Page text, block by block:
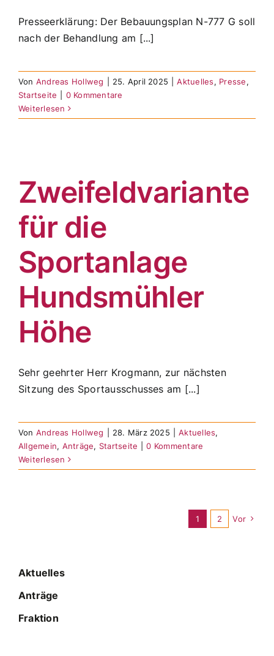
Presseerklärung: Der Bebauungsplan N-777 G soll
nach der Behandlung am [...]
Von Andreas Hollweg 25. April 2025 Aktuelles, Presse,
Startseite
0 Kommentare
Weiterlesen
Zweifeldvariante
für die
Sportanlage
Hundsmühler
Höhe
Sehr geehrter Herr Krogmann, zur nächsten
Sitzung des Sportausschusses am [...]
Von Andreas Hollweg 28. März 2025 Aktuelles,
Allgemein, Anträge, Startseite
0 Kommentare
Weiterlesen
1 2 Vor
Aktuelles
Anträge
Fraktion